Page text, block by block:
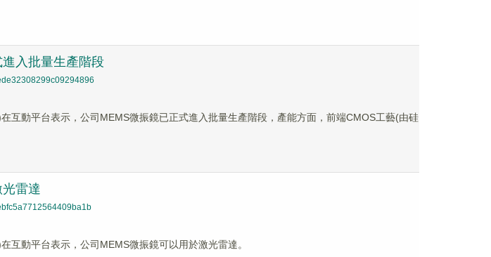
入批量生產階段
互動平台表示，公司MEMS微振鏡已正式進入批量生產階段，產能方面，前端CMOS工藝(由硅
雷達
互動平台表示，公司MEMS微振鏡可以用於激光雷達。